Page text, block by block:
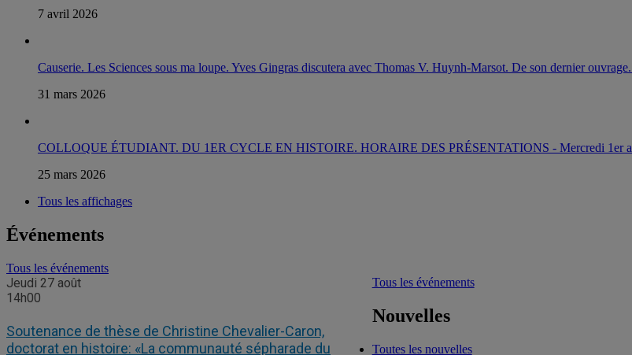
7 avril 2026
Causerie. Les Sciences sous ma loupe. Yves Gingras discutera avec Thomas V. Huynh-Marsot. De son dernier
31 mars 2026
COLLOQUE ÉTUDIANT. DU 1ER CYCLE EN HISTOIRE. HORAIRE DES PRÉSENTATIONS - Mercredi 1er
25 mars 2026
Tous les affichages
Événements
Tous les événements
Jeudi 27 août
14h00
Soutenance de thèse de Christine Chevalier-Caron,
doctorat en histoire: «La communauté sépharade du
Tous les événements
Nouvelles
Toutes les nouvelles